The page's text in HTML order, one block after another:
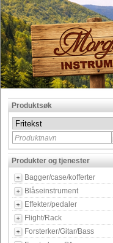
Produktsøk
Produktnavn
Produkter og tjenester
Bagger/case/kofferter
Blåseinstrument
Effekter/pedaler
Flight/Rack
Forsterker/Gitar/Bass